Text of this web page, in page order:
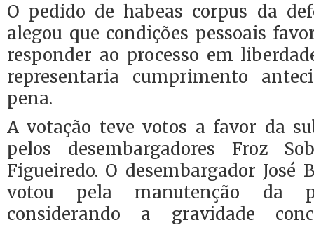
O pedido de habeas corpus da
alegou que condições pessoais
responder ao processo em
representaria cumprimento
pena.
A votação teve votos a favor da
pelos desembargadores Froz
Figueiredo. O desembargador José
votou pela manutenção da
considerando a gravidade